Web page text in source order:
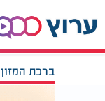
ברכת המזון